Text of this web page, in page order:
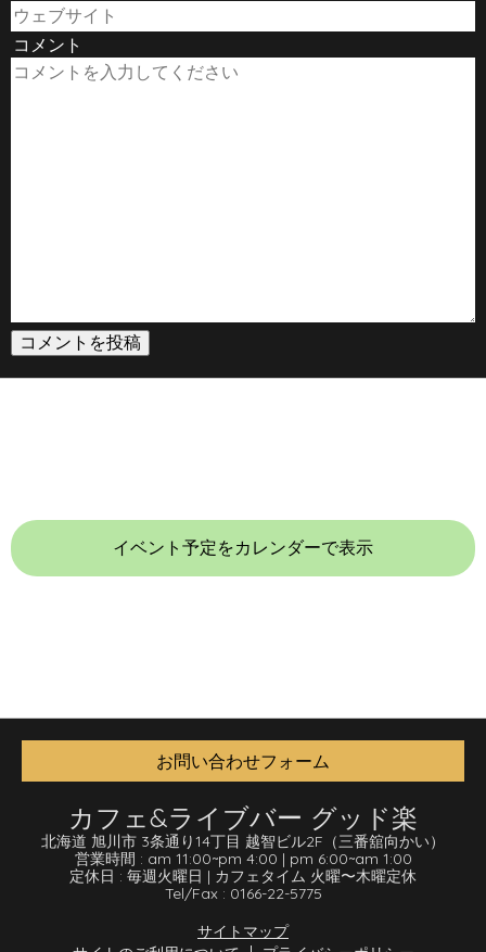
コメント
イベント予定をカレンダーで表示
お問い合わせフォーム
カフェ&ライブバー グッド楽
北海道 旭川市 3条通り14丁目 越智ビル2F （三番舘向かい）
営業時間 : am 11:00~pm 4:00 | pm 6:00~am 1:00
定休日 : 毎週火曜日 | カフェタイム 火曜〜木曜定休
Tel/Fax : 0166-22-5775
サイトマップ